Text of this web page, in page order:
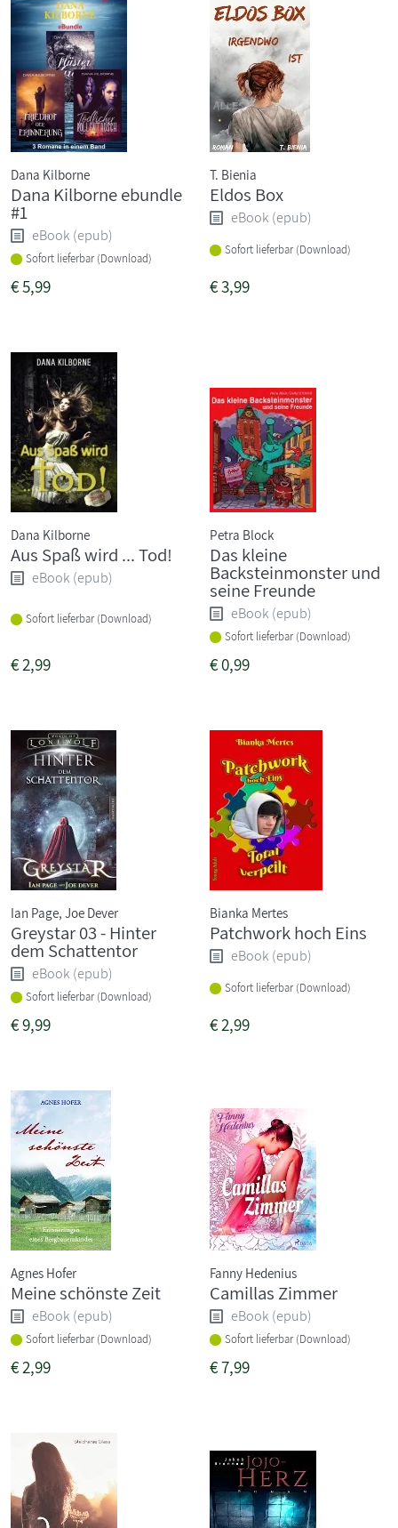
Dana Kilborne
Dana Kilborne ebundle
#1
eBook (epub)
Sofort lieferbar (Download)
€5,99
T. Bienia
Eldos Box
eBook (epub)
Sofort lieferbar (Download)
€3,99
Dana Kilborne
Aus Spaß wird ... Tod!
eBook (epub)
Sofort lieferbar (Download)
€2,99
Petra Block
Das kleine
Backsteinmonster und
seine Freunde
eBook (epub)
Sofort lieferbar (Download)
€0,99
Ian Page, Joe Dever
Greystar 03 - Hinter
dem Schattentor
eBook (epub)
Sofort lieferbar (Download)
€9,99
Bianka Mertes
Patchwork hoch Eins
eBook (epub)
Sofort lieferbar (Download)
€2,99
Agnes Hofer
Meine schönste Zeit
eBook (epub)
Sofort lieferbar (Download)
€2,99
Fanny Hedenius
Camillas Zimmer
eBook (epub)
Sofort lieferbar (Download)
€7,99